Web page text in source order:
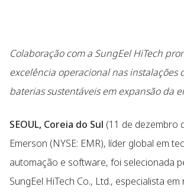
Colaboração com a SungEel HiTech
excelência operacional nas instalações
baterias sustentáveis em expansão da
SEOUL, Coreia do Sul (11 de dezembro
Emerson (NYSE: EMR), líder global em
automação e software, foi selecionada
SungEel HiTech Co., Ltd., especialista